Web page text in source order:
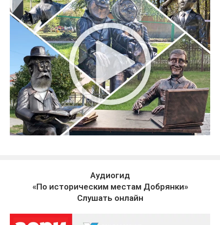
Аудиогид
«По историческим местам Добрянки»
Слушать онлайн